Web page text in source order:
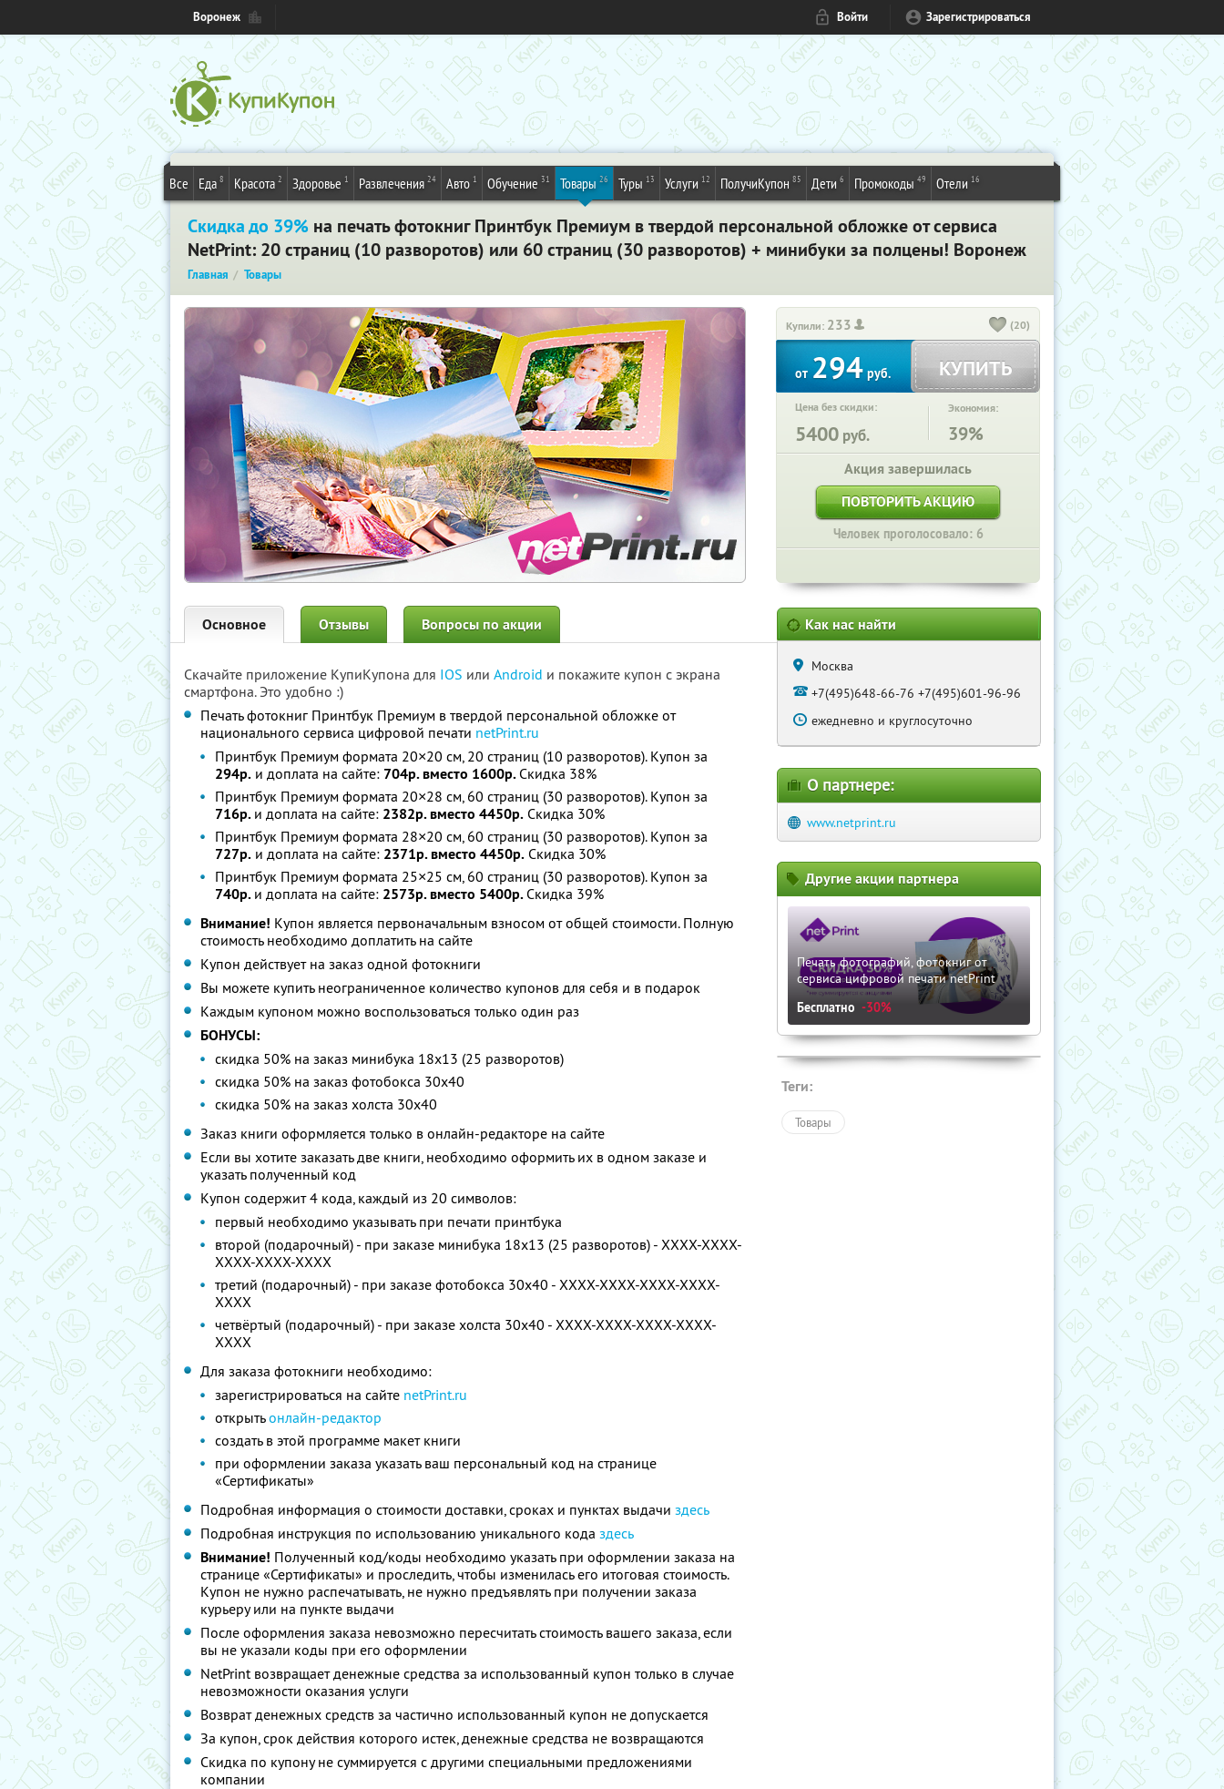
Воронеж Войти Зарегистрироваться
Все Еда 8 Красота 2 Здоровье 1 Развлечения 24 Авто 1 Обучение 31 Товары 26 Туры 13 Услуги 12 ПолучиКупон 85 Дети 6 Промокоды 49 Отели 16
Скидка до 39% на печать фотокниг Принтбук Премиум в твердой персональной обложке от сервиса
NetPrint: 20 страниц (10 разворотов) или 60 страниц (30 разворотов) + минибуки за полцены! Воронеж
Главная Товары
Купили: 233 (20)
от294руб. КУПИТЬ
Цена без скидки:
5400 руб.
Экономия:
39%
Акция завершилась
ПОВТОРИТЬ АКЦИЮ
Человек проголосовало: 6
Основное Отзывы Вопросы по акции
Скачайте приложение КупиКупона для IOS или Android и покажите купон с экрана
смартфона. Это удобно :)
Печать фотокниг Принтбук Премиум в твердой персональной обложке от
национального сервиса цифровой печати netPrint.ru
Принтбук Премиум формата 20×20 см, 20 страниц (10 разворотов). Купон за
294р. и доплата на сайте: 704р. вместо 1600р. Скидка 38%
Принтбук Премиум формата 20×28 см, 60 страниц (30 разворотов). Купон за
716р. и доплата на сайте: 2382р. вместо 4450р. Скидка 30%
Принтбук Премиум формата 28×20 см, 60 страниц (30 разворотов). Купон за
727р. и доплата на сайте: 2371р. вместо 4450р. Скидка 30%
Принтбук Премиум формата 25×25 см, 60 страниц (30 разворотов). Купон за
740р. и доплата на сайте: 2573р. вместо 5400р. Скидка 39%
Внимание! Купон является первоначальным взносом от общей стоимости. Полную
стоимость необходимо доплатить на сайте
Купон действует на заказ одной фотокниги
Вы можете купить неограниченное количество купонов для себя и в подарок
Каждым купоном можно воспользоваться только один раз
БОНУСЫ:
скидка 50% на заказ минибука 18х13 (25 разворотов)
скидка 50% на заказ фотобокса 30х40
скидка 50% на заказ xолста 30х40
Заказ книги оформляется только в онлайн-редакторе на сайте
Если вы хотите заказать две книги, необходимо оформить их в одном заказе и
указать полученный код
Купон содержит 4 кода, каждый из 20 символов:
первый необходимо указывать при печати принтбука
второй (подарочный) - при заказе минибука 18х13 (25 разворотов) - XXXX-XXXX-
XXXX-XXXX-XXXX
третий (подарочный) - при заказе фотобокса 30х40 - XXXX-XXXX-XXXX-XXXX-
XXXX
четвёртый (подарочный) - при заказе холста 30х40 - XXXX-XXXX-XXXX-XXXX-
XXXX
Для заказа фотокниги необходимо:
зарегистрироваться на сайте netPrint.ru
открытьонлайн-редактор
создать в этой программе макет книги
при оформлении заказа указать ваш персональный код на странице
«Сертификаты»
Подробная информация о стоимости доставки, сроках и пунктах выдачи здесь
Подробная инструкция по использованию уникального кода здесь
Внимание! Полученный код/коды необходимо указать при оформлении заказа на
странице «Сертификаты» и проследить, чтобы изменилась его итоговая стоимость.
Купон не нужно распечатывать, не нужно предъявлять при получении заказа
курьеру или на пункте выдачи
После оформления заказа невозможно пересчитать стоимость вашего заказа, если
вы не указали коды при его оформлении
NetPrint возвращает денежные средства за использованный купон только в случае
невозможности оказания услуги
Возврат денежных средств за частично использованный купон не допускается
За купон, срок действия которого истек, денежные средства не возвращаются
Скидка по купону не суммируется с другими специальными предложениями
компании
Как нас найти
Москва
+7(495)648-66-76 +7(495)601-96-96
ежедневно и круглосуточно
О партнере:
www.netprint.ru
Другие акции партнера
Печать фотографий, фотокниг от
сервиса цифровой печати netPrint
Бесплатно -30%
Теги:
Товары